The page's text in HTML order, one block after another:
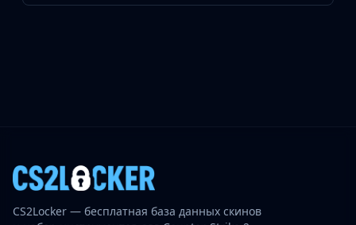
CS2Locker — бесплатная база данных скинов